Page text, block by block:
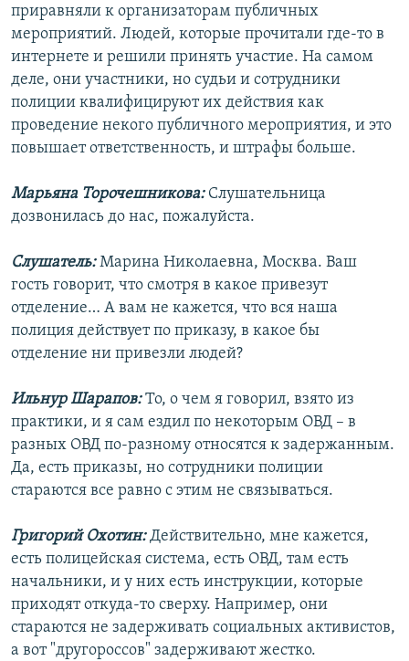
приравняли к организаторам публичных
мероприятий. Людей, которые прочитали где-то в
интернете и решили принять участие. На самом
деле, они участники, но судьи и сотрудники
полиции квалифицируют их действия как
проведение некого публичного мероприятия, и это
повышает ответственность, и штрафы больше.
Марьяна Торочешникова:Слушательница
дозвонилась до нас, пожалуйста.
Слушатель:Марина Николаевна, Москва. Ваш
гость говорит, что смотря в какое привезут
отделение… А вам не кажется, что вся наша
полиция действует по приказу, в какое бы
отделение ни привезли людей?
Ильнур Шарапов:То, о чем я говорил, взято из
практики, и я сам ездил по некоторым ОВД – в
разных ОВД по-разному относятся к задержанным.
Да, есть приказы, но сотрудники полиции
стараются все равно с этим не связываться.
Григорий Охотин:Действительно, мне кажется,
есть полицейская система, есть ОВД, там есть
начальники, и у них есть инструкции, которые
приходят откуда-то сверху. Например, они
стараются не задерживать социальных активистов,
а вот "другороссов" задерживают жестко.